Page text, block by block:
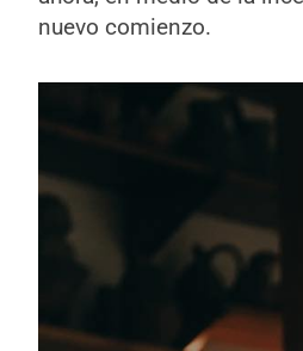
nuevo comienzo.